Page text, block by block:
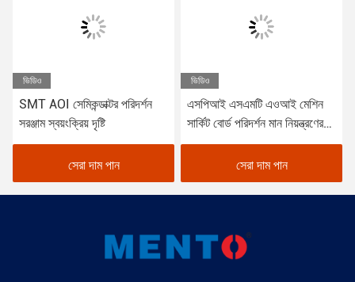
ভিডিও
SMT AOI সেমিকন্ডাক্টর পরিদর্শন
সরঞ্জাম স্বয়ংক্রিয় দৃষ্টি
সেরা দাম পান
ভিডিও
এসপিআই এসএমটি এওআই মেশিন
সার্কিট বোর্ড পরিদর্শন মান নিয়ন্ত্রণের
জন্য
সেরা দাম পান